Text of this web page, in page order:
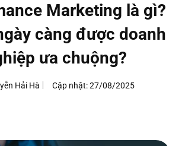
Marketing là gì?
càng được doanh
ưa chuộng?
Hải Hà Cập nhật:27/08/2025